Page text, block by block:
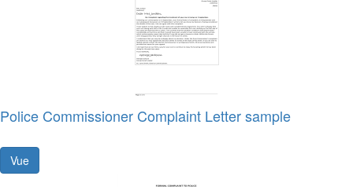
Police Commissioner Complaint Letter sample
Vue